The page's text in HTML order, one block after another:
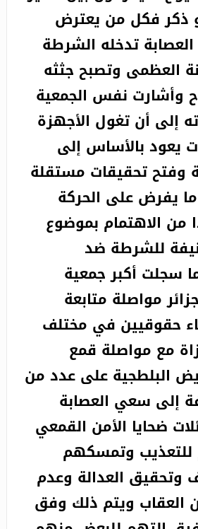
ذكر فكل من يعترض
تدخله الشرطة
العظمى وتصبح جثثه
وأشارت نفس الجمعية
إلى أن تغول الأجهزة
يعود بالأساس إلى
وفتح تحقيقات مستقلة
يفرض على الحركة
من الاهتمام بموضوع
للشرطة ضد
سجلت أكبر جمعية
مواصلة متابعة
حقوقيين في مختلف
مع مواصلة قمع
البلطجية على عدد من
إلى سعي العصابة
ضحايا الأمن القمعي
وتمسكهم
وتحقيق العدالة وعدم
العقاب ويتم ذلك وفق